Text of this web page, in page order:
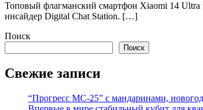
Топовый флагманский смартфон Xiaomi 14 Ultra
инсайдер Digital Chat Station. […]
Поиск
Поиск
Свежие записи
“Прогресс МС-25” с мандаринами,